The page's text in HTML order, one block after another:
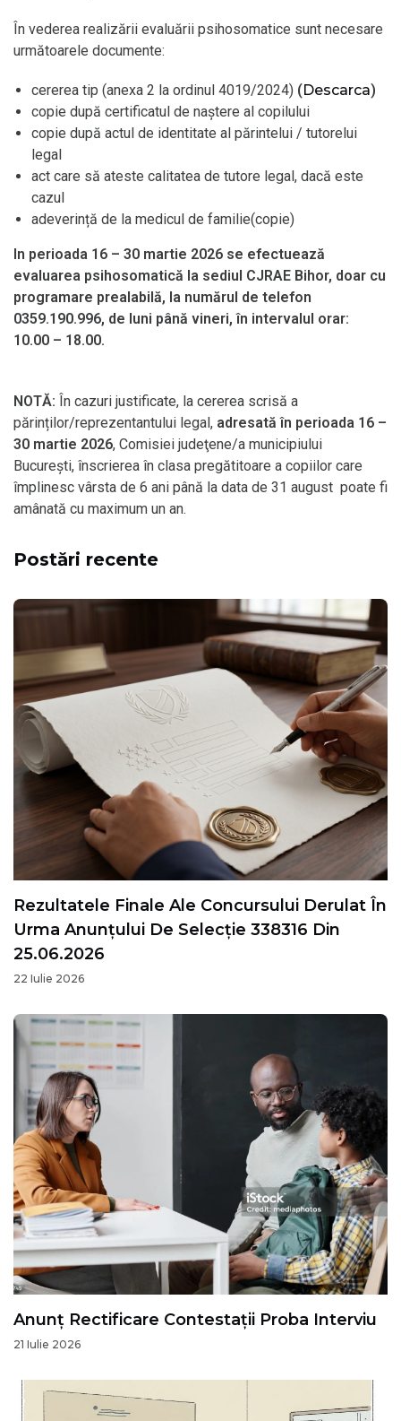
În vederea realizării evaluării psihosomatice sunt necesare
următoarele documente:
cererea tip (anexa 2 la ordinul 4019/2024) ( Descarca)
copie după certificatul de naştere al copilului
copie după actul de identitate al părintelui / tutorelui
legal
act care să ateste calitatea de tutore legal, dacă este
cazul
adeverință de la medicul de familie(copie)
In perioada 16 – 30 martie 2026 se efectuează
evaluarea psihosomatică la sediul CJRAE Bihor, doar cu
programare prealabilă, la numărul de telefon
0359.190.996, de luni până vineri, în intervalul orar:
10.00 – 18.00.
NOTĂ: În cazuri justificate, la cererea scrisă a
părinților/reprezentantului legal, adresată în perioada 16 –
30 martie 2026, Comisiei judeţene/a municipiului
Bucureşti, înscrierea în clasa pregătitoare a copiilor care
împlinesc vârsta de 6 ani până la data de 31 august poate fi
amânată cu maximum un an.
Postări recente
Rezultatele Finale Ale Concursului Derulat În
Urma Anunțului De Selecție 338316 Din
25.06.2026
22 Iulie 2026
Anunț Rectificare Contestații Proba Interviu
21 Iulie 2026